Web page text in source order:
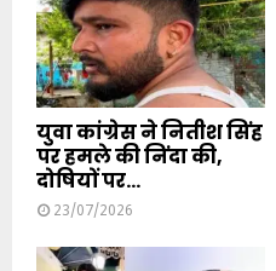
युवा कांग्रेस ने नितीश सिंह
पर हमले की निंदा की,
दोषियों पर...
23/07/2026